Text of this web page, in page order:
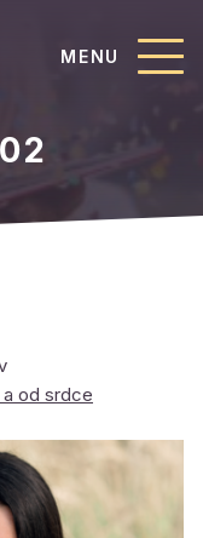
MENU
od srdce